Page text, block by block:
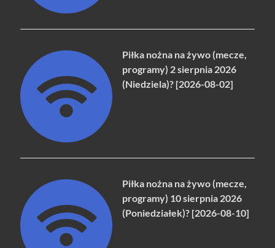
Piłka nożna na żywo (mecze,
programy) 2 sierpnia 2026
(Niedziela)? [2026-08-02]
Piłka nożna na żywo (mecze,
programy) 10 sierpnia 2026
(Poniedziałek)? [2026-08-10]